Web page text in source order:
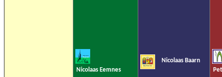
Nicolaas Eemnes
Nicolaas Baarn